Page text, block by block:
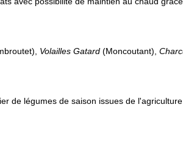
Volailles Gatard (Moncoutant),
de légumes de saison issues de l'agriculture